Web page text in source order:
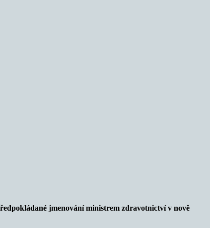
jmenování ministrem zdravotnictví v nově